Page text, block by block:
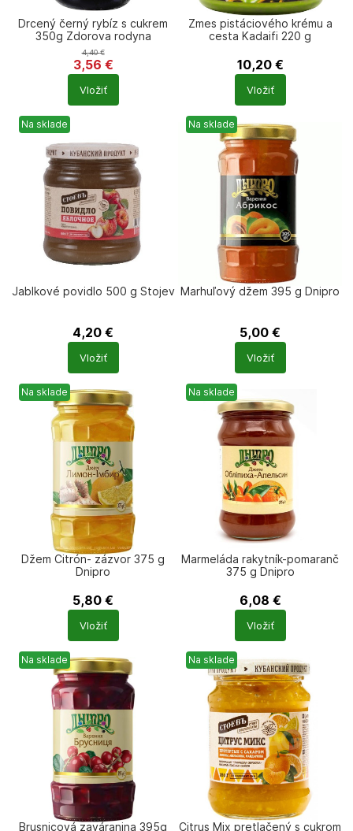
Drcený černý rybíz s cukrem
350g Zdorova rodyna
3,56 €
4,40€
Počet
produktů
Vložiť
Zmes pistáciového krému a
cesta Kadaifi 220 g
10,20 €
Počet
produktů
Vložiť
Na sklade
Jablkové povidlo 500 g Stojev
4,20 €
Počet
produktů
Vložiť
Na sklade
Marhuľový džem 395 g Dnipro
5,00 €
Počet
produktů
Vložiť
Na sklade
Džem Citrón- zázvor 375 g
Dnipro
5,80 €
Počet
produktů
Vložiť
Na sklade
Marmeláda rakytník-pomaranč
375 g Dnipro
6,08 €
Počet
produktů
Vložiť
Na sklade
Brusnicová zaváranina 395g
Na sklade
Citrus Mix pretlačený s cukrom